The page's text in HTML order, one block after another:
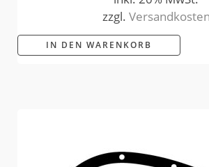
zzgl. Versandkosten
IN DEN WARENKORB